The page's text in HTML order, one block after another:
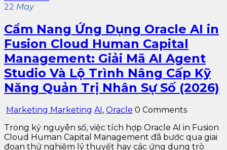
22 May
Cẩm Nang Ứng Dụng Oracle AI in
Fusion Cloud Human Capital
Management: Giải Mã AI Agent
Studio Và Lộ Trình Nâng Cấp Kỹ
Năng Quản Trị Nhân Sự Số (2026)
Marketing Marketing AI, Oracle 0 Comments
Trong kỷ nguyên số, việc tích hợp Oracle AI in Fusion
Cloud Human Capital Management đã bước qua giai
đoạn thử nghiệm lý thuyết hay các ứng dụng trò